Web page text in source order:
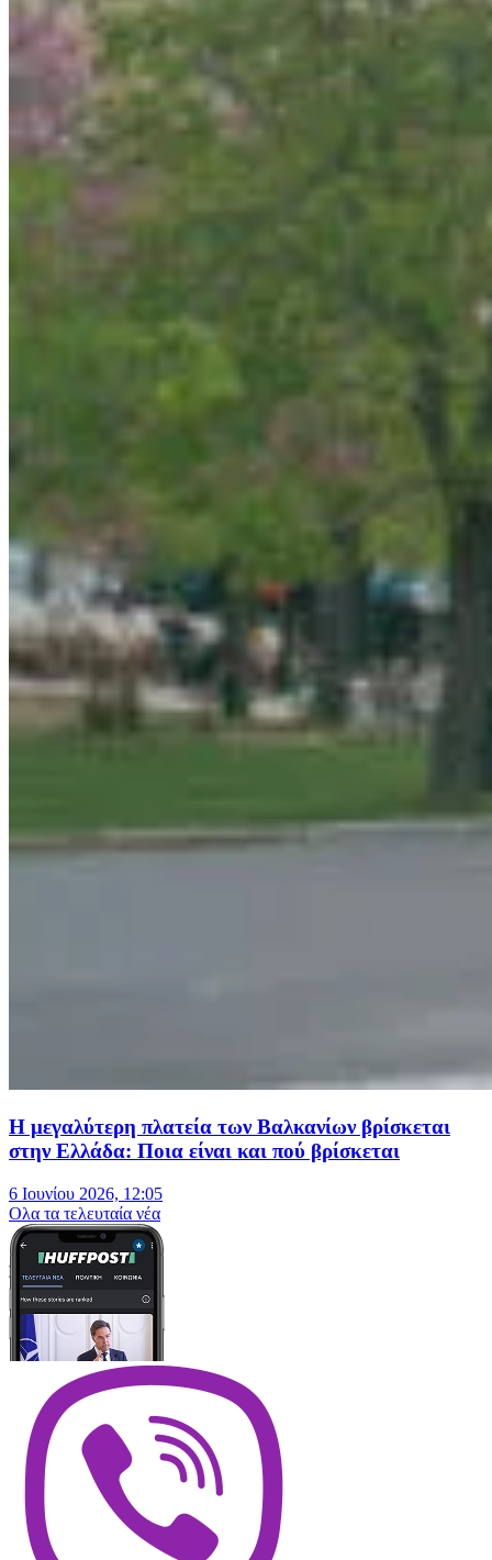
Η μεγαλύτερη πλατεία των Βαλκανίων βρίσκεται
στην Ελλάδα: Ποια είναι και πού βρίσκεται
6 Ιουνίου 2026, 12:05
Oλα τα τελευταία νέα